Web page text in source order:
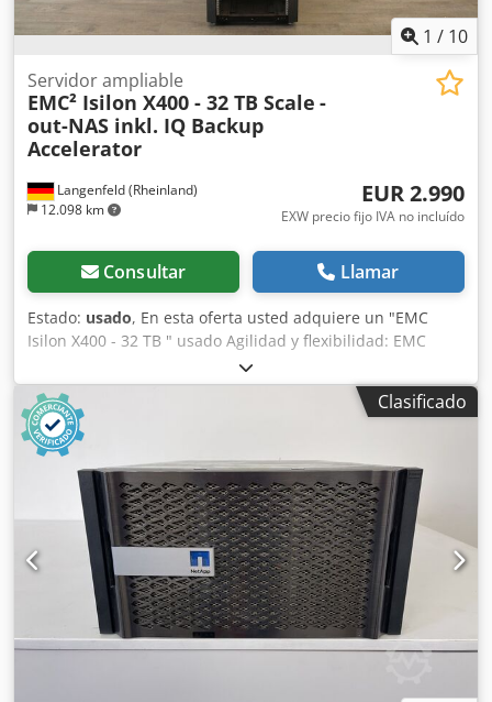
1 / 10
Langenfeld (Rheinland)
12.098 km
Servidor ampliable
EMC² Isilon X400 - 32 TB Scale -
out-NAS inkl. IQ Backup
Accelerator
EUR 2.990
EXW precio fijo IVA no incluído
Consultar Llamar
Estado: usado, En esta oferta usted adquiere un "EMC
Isilon X400 - 32 TB " usado Agilidad y flexibilidad: EMC
Isilon X-Series es la primera solución de almacenamiento
escalable capaz de escalar el rendimiento desde unos
pocos terabytes hasta más de 20 petabytes y más de 100
gigabytes por segundo (GBps), todo ello dentro de un
único sistema de archivos. Artículo en venta: 1 x EMC Isilon
X400 - 32 TB + 400G SSD/ 48G/ 2x10GE SFP + 2x1GE con el
siguiente equipamiento: 3x32 TB HDD/400GB SSD de 3,5".
3x48GB Ram, 12X4G 6x6 metros de cable híbrido CX42QSFP
3x KIT 2SFP + Óptica 10GB (ISO00125223, -227, -388) 2
conmutadores QDR de 18 puertos QLogic (CNVS491200146,
CNVS491200150) 10 GBE, SFP de doble puerto + sin óptica
Actualización de software Isilon Instantánea empresarial
IQ Estado: Esta oferta es un dispositivo usado, que puede
Clasificado